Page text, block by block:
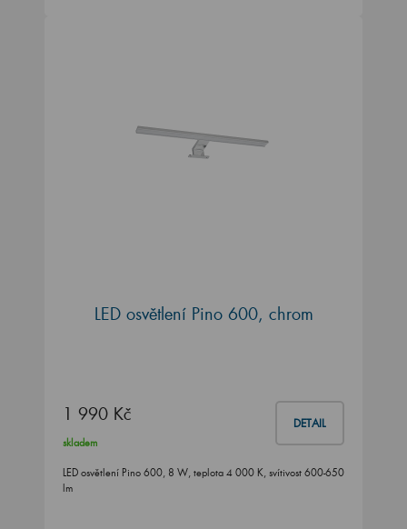
LED osvětlení Pino 600, chrom
1 990 Kč DETAIL
skladem
LED osvětlení Pino 600, 8 W, teplota 4 000 K, svítivost 600-650
lm